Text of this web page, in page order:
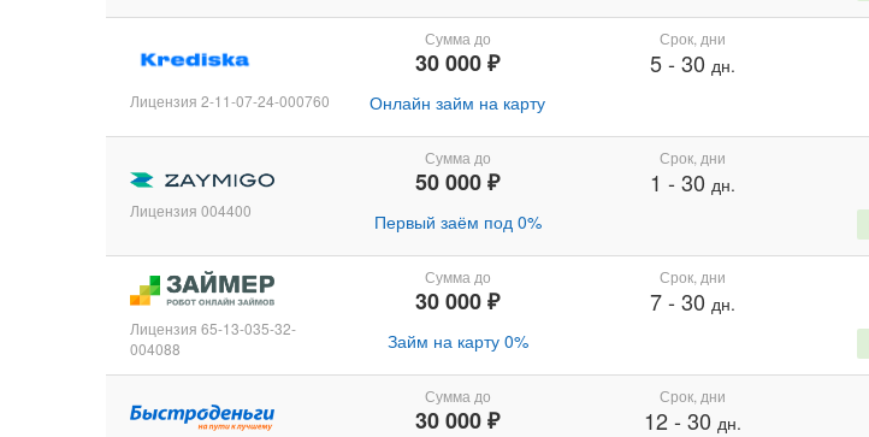
Лицензия 2-11-07-24-000760
Сумма до
30 000 ₽
Онлайн займ на карту
Срок, дни
5- 30 дн.
Лицензия 004400
Сумма до
50 000 ₽
Первый заём под 0%
Срок, дни
1 - 30 дн.
Лицензия 65-13-035-32-
004088
Сумма до
30 000 ₽
Займ на карту 0%
Срок, дни
7- 30 дн.
Сумма до
30 000 ₽
Срок, дни
12- 30 дн.